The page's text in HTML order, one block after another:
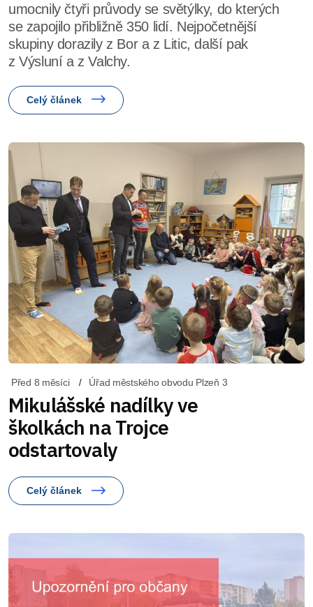
umocnily čtyři průvody se světýlky, do kterých
se zapojilo přibližně 350 lidí. Nejpočetnější
skupiny dorazily z Bor a z Litic, další pak
z Výsluní a z Valchy.
Celý článek
Před 8 měsíci Úřad městského obvodu Plzeň 3
Mikulášské nadílky ve
školkách na Trojce
odstartovaly
Celý článek